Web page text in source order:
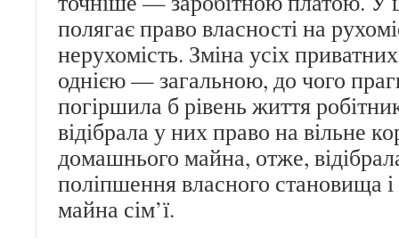
полягає право власності на
нерухомість. Зміна усіх
однією — загальною, до чого
погіршила б рівень життя
відібрала у них право на вільне
домашнього майна, отже,
поліпшення власного становища
майна сім’ї.